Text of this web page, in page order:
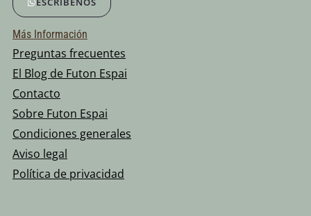
Más Información
Preguntas frecuentes
El Blog de Futon Espai
Contacto
Sobre Futon Espai
Condiciones generales
Aviso legal
Política de privacidad